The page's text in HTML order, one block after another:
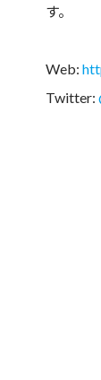
す。
Web:
Twitter: